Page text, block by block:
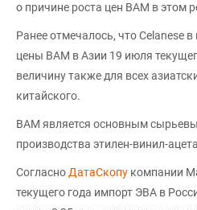
о причине роста цен ВАМ в этом
Ранее отмечалось, что Celanese
цены ВАМ в Азии 19 июля
величину также для всех
китайского.
ВАМ является основным
производства этилен-винил-
Согласно ДатаСкопу компании
текущего года импорт ЭВА в